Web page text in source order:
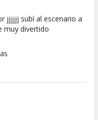
10jjjjjj subí al escenario a
muy divertido